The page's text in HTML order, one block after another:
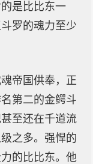
是比比东一
罗的魂力至少
帝国供奉，正
第二的金鳄斗
至还在千道流
之多。强悍的
的比比东。他